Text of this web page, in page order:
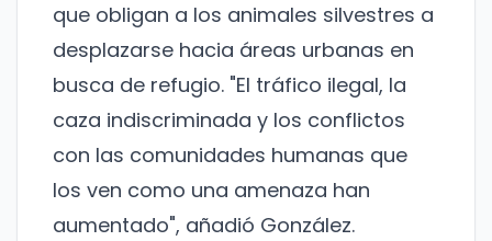
que obligan a los animales silvestres a
desplazarse hacia áreas urbanas en
busca de refugio. "El tráfico ilegal, la
caza indiscriminada y los conflictos
con las comunidades humanas que
los ven como una amenaza han
aumentado", añadió González.